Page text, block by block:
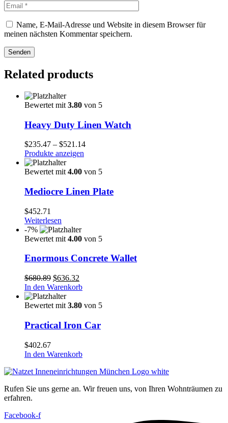
Name, E-Mail-Adresse und Website in diesem Browser für
meinen nächsten Kommentar speichern.
Senden
Related products
Bewertet mit 3.80 von 5
Heavy Duty Linen Watch
$235.47 – $521.14
Produkte anzeigen
Bewertet mit 4.00 von 5
Mediocre Linen Plate
$452.71
Weiterlesen
-7%
Bewertet mit 4.00 von 5
Enormous Concrete Wallet
$680.89 Ursprünglicher
Preis
war:
$680.89
$636.32
Preis
$636.32.
In den Warenkorb
Bewertet mit 3.80 von 5
Practical Iron Car
$402.67
In den Warenkorb
Rufen Sie uns gerne an. Wir freuen uns, von Ihren Wohnträumen zu
erfahren.
Facebook-f